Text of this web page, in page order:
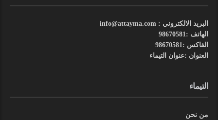
البريد الالكتروني : info@attayma.com
الهاتف :98670581
الفاكس :98670581
العنوان :عنوان التيماء
التيماء
من نحن